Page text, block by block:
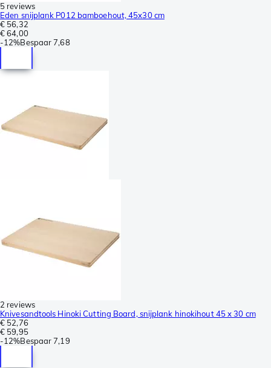
5 reviews
Eden snijplank P012 bamboehout, 45x30 cm
€ 56,32
€ 64,00
-12%Bespaar 7,68
2 reviews
Knivesandtools Hinoki Cutting Board, snijplank hinokihout 45 x 30 cm
€ 52,76
€ 59,95
-12%Bespaar 7,19